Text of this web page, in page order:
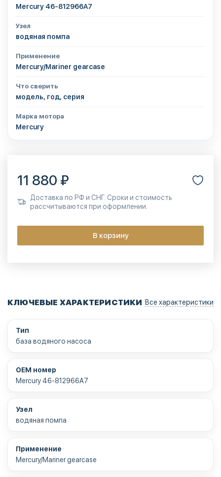
Mercury 46-812966A7
Узел
водяная помпа
Применение
Mercury/Mariner gearcase
Что сверить
модель, год, серия
Марка мотора
Mercury
11 880 ₽
Доставка по РФ и СНГ. Сроки и стоимость
рассчитываются при оформлении.
В корзину
КЛЮЧЕВЫЕ ХАРАКТЕРИСТИКИ Все характеристики
Тип
база водяного насоса
OEM номер
Mercury 46-812966A7
Узел
водяная помпа
Применение
Mercury/Mariner gearcase